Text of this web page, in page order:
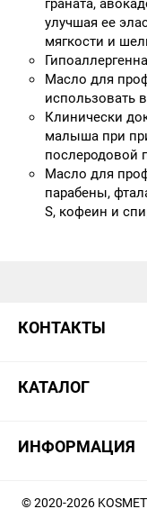
улучшая ее
мягкости и
Масло для
использовать
Клинически
малыша при
послеродовой
Масло для
парабены,
S, кофеин и
КОНТАКТЫ
КАТАЛОГ
ИНФОРМАЦИЯ
© 2020-2026